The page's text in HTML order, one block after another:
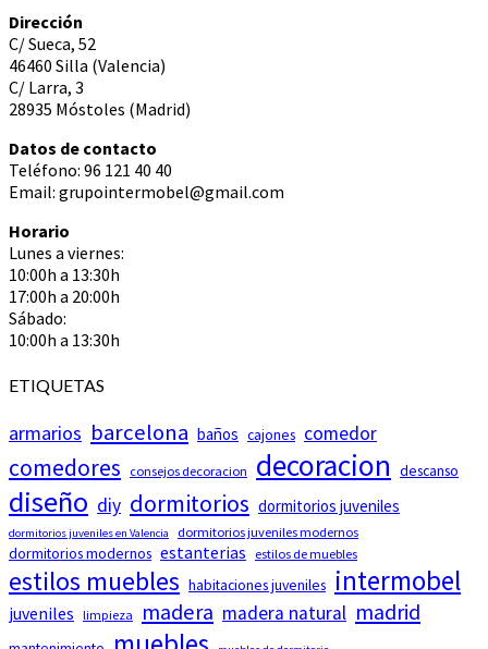
Dirección
C/ Sueca, 52
46460 Silla (Valencia)
C/ Larra, 3
28935 Móstoles (Madrid)
Datos de contacto
Teléfono: 96 121 40 40
Email: grupointermobel@gmail.com
Horario
Lunes a viernes:
10:00h a 13:30h
17:00h a 20:00h
Sábado:
10:00h a 13:30h
ETIQUETAS
armarios barcelona baños cajones comedor
comedores consejos decoracion decoracion descanso
diseño diy dormitorios dormitorios juveniles
dormitorios juveniles en Valencia dormitorios juveniles modernos
dormitorios modernos estanterias estilos de muebles
estilos muebles habitaciones juveniles intermobel
juveniles limpieza madera madera natural madrid